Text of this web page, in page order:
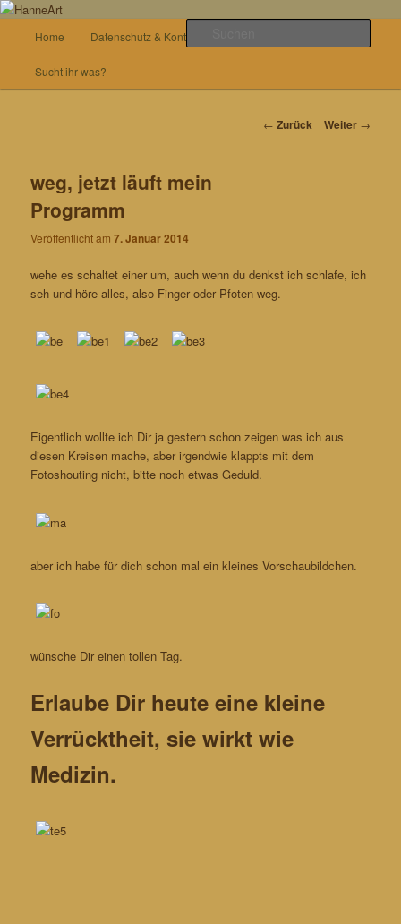
Zum
wechseln
HanneArt
von allem etwas
Home Datenschutz & Kontakt
Sucht ihr was?
Beitrags-
← Zurück Weiter →
weg, jetzt läuft mein
Programm
Veröffentlicht am7. Januar 2014
wehe es schaltet einer um, auch wenn du denkst ich schlafe, ich
seh und höre alles, also Finger oder Pfoten weg.
Eigentlich wollte ich Dir ja gestern schon zeigen was ich aus
diesen Kreisen mache, aber irgendwie klappts mit dem
Fotoshouting nicht, bitte noch etwas Geduld.
aber ich habe für dich schon mal ein kleines Vorschaubildchen.
wünsche Dir einen tollen Tag.
Erlaube Dir heute eine kleine
Verrücktheit, sie wirkt wie
Medizin.